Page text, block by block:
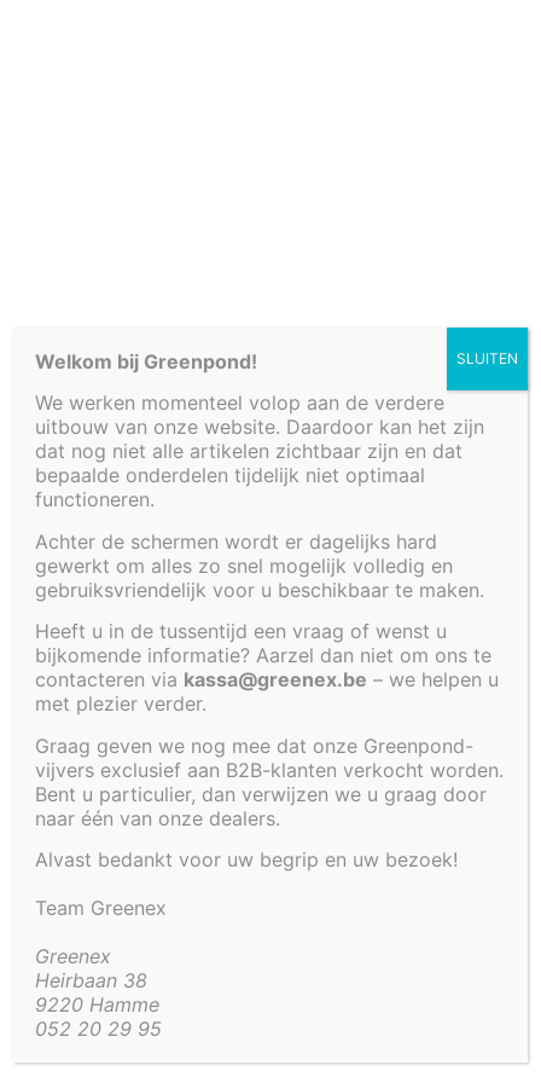
Om de beste ervaringen te bieden, gebruiken wij technologieën zoals
cookies om informatie over je apparaat op te slaan en/of te raadplegen.
Door in te stemmen met deze technologieën kunnen wij gegevens zoals
Fonteinbakken
Plantenfilters met waterval
Vijvers
Decoratieve afwerkingen
Watertafels
Cookiebeleid (EU)
KADER
VOOR
VIJVER 110
CM
TEST
LABEL
Welkom bij Greenpond!
We werken momenteel volop aan de verdere
uitbouw van onze website. Daardoor kan het zijn
dat nog niet alle artikelen zichtbaar zijn en dat
bepaalde onderdelen tijdelijk niet optimaal
functioneren.
Achter de schermen wordt er dagelijks hard
gewerkt om alles zo snel mogelijk volledig en
gebruiksvriendelijk voor u beschikbaar te maken.
Heeft u in de tussentijd een vraag of wenst u
bijkomende informatie? Aarzel dan niet om ons te
contacteren via kassa@greenex.be – we helpen u
met plezier verder.
Graag geven we nog mee dat onze Greenpond-
vijvers exclusief aan B2B-klanten verkocht worden.
Bent u particulier, dan verwijzen we u graag door
naar één van onze dealers.
Alvast bedankt voor uw begrip en uw bezoek!
Team Greenex
Greenex
Heirbaan 38
9220 Hamme
052 20 29 95
SLUITEN